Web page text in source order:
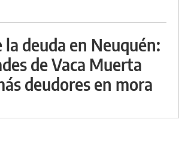
la deuda en Neuquén:
de Vaca Muerta
deudores en mora